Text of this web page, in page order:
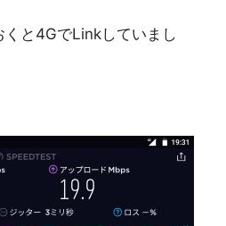
くと4GでLinkしていまし